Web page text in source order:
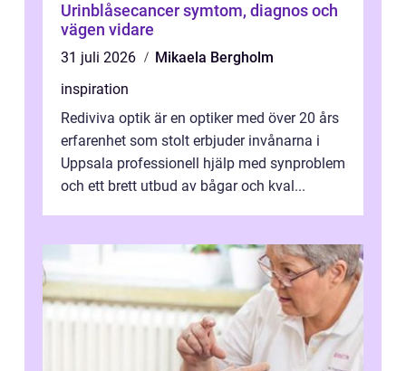
Urinblåsecancer symtom, diagnos och
vägen vidare
31 juli 2026
Mikaela Bergholm
inspiration
Rediviva optik är en optiker med över 20 års
erfarenhet som stolt erbjuder invånarna i
Uppsala professionell hjälp med synproblem
och ett brett utbud av bågar och kval...